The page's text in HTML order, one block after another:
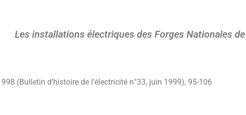
Les installations électriques des Forges Nationales
(Bulletin d’histoire de l’électricité n°33, juin 1999), 95-106